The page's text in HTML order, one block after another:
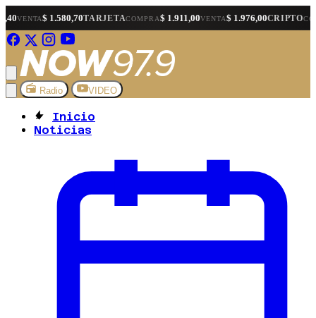
1.580,70TARJETACOMPRA$ 1.911,00VENTA$ 1.976,00CRIPTOCOMPRA$
Radio VIDEO
Inicio
Noticias